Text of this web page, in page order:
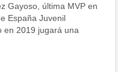
Gayoso, última MVP en
España Juvenil
en 2019 jugará una